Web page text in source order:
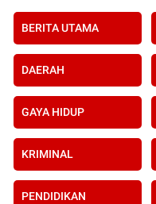
BERITA UTAMA
DAERAH
GAYA HIDUP
KRIMINAL
PENDIDIKAN